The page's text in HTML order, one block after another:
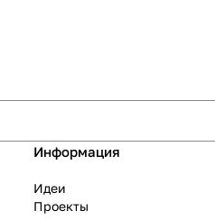
Информация
Идеи
Проекты